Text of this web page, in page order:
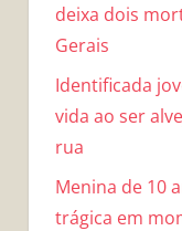
deixa dois
Gerais
Identificada
vida ao ser
rua
Menina de 10
trágica em